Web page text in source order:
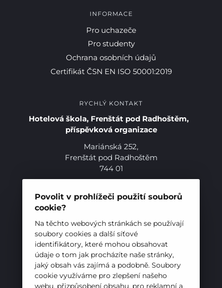
Povolit v prohlížeči použití souborů
cookie?
Na těchto webových stránkách se používají
soubory cookies a další síťové
identifikátory, které mohou obsahovat
údaje o tom jak procházíte naše stránky,
jaký obsah vás zajímá a podobně. Soubory
cookie využíváme pro zlepšení našeho
webu, přizpůsobení obsahu, pro reklamní a
Pro uchazeče
INFORMACE
Pro uchazeče
Pro studenty
Ochrana osobních údajů
Certifikát ČSN EN ISO 50001:2019
RYCHLÝ KONTAKT
Hotelová škola, Frenštát pod Radhoštěm,
příspěvková organizace
Mariánská 252,
Frenštát pod Radhoštěm
744 01
E-mail:sekretariat@hotelovkafren.cz
Datová schránka: bc5jrez
IČ: 00576441
ZŘIZOVATEL
Hotelová škola, Frenštát pod Radhoštěm je
příspěvkovou organizací zřizovanou